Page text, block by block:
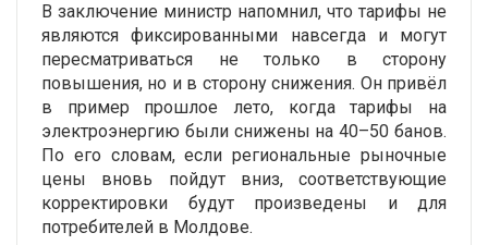
В заключение министр напомнил, что тарифы не
являются фиксированными навсегда и могут
пересматриваться не только в сторону
повышения, но и в сторону снижения. Он привёл
в пример прошлое лето, когда тарифы на
электроэнергию были снижены на 40–50 банов.
По его словам, если региональные рыночные
цены вновь пойдут вниз, соответствующие
корректировки будут произведены и для
потребителей в Молдове.